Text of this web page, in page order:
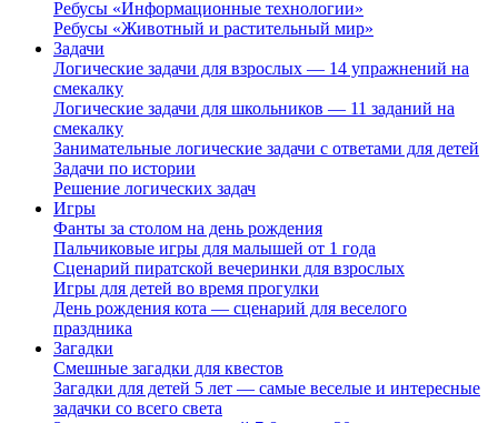
Ребусы «Информационные технологии»
Ребусы «Животный и растительный мир»
Задачи
Логические задачи для взрослых — 14 упражнений на
смекалку
Логические задачи для школьников — 11 заданий на
смекалку
Занимательные логические задачи с ответами для детей
Задачи по истории
Решение логических задач
Игры
Фанты за столом на день рождения
Пальчиковые игры для малышей от 1 года
Сценарий пиратской вечеринки для взрослых
Игры для детей во время прогулки
День рождения кота — сценарий для веселого
праздника
Загадки
Смешные загадки для квестов
Загадки для детей 5 лет — самые веселые и интересные
задачки со всего света